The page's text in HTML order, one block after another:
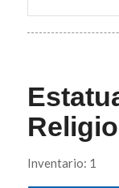
Inventario: 1